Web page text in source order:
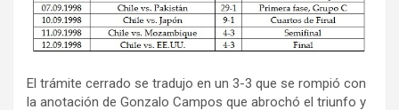
El trámite cerrado se tradujo en un 3-3 que se rompió con
la anotación de Gonzalo Campos que abrochó el triunfo y